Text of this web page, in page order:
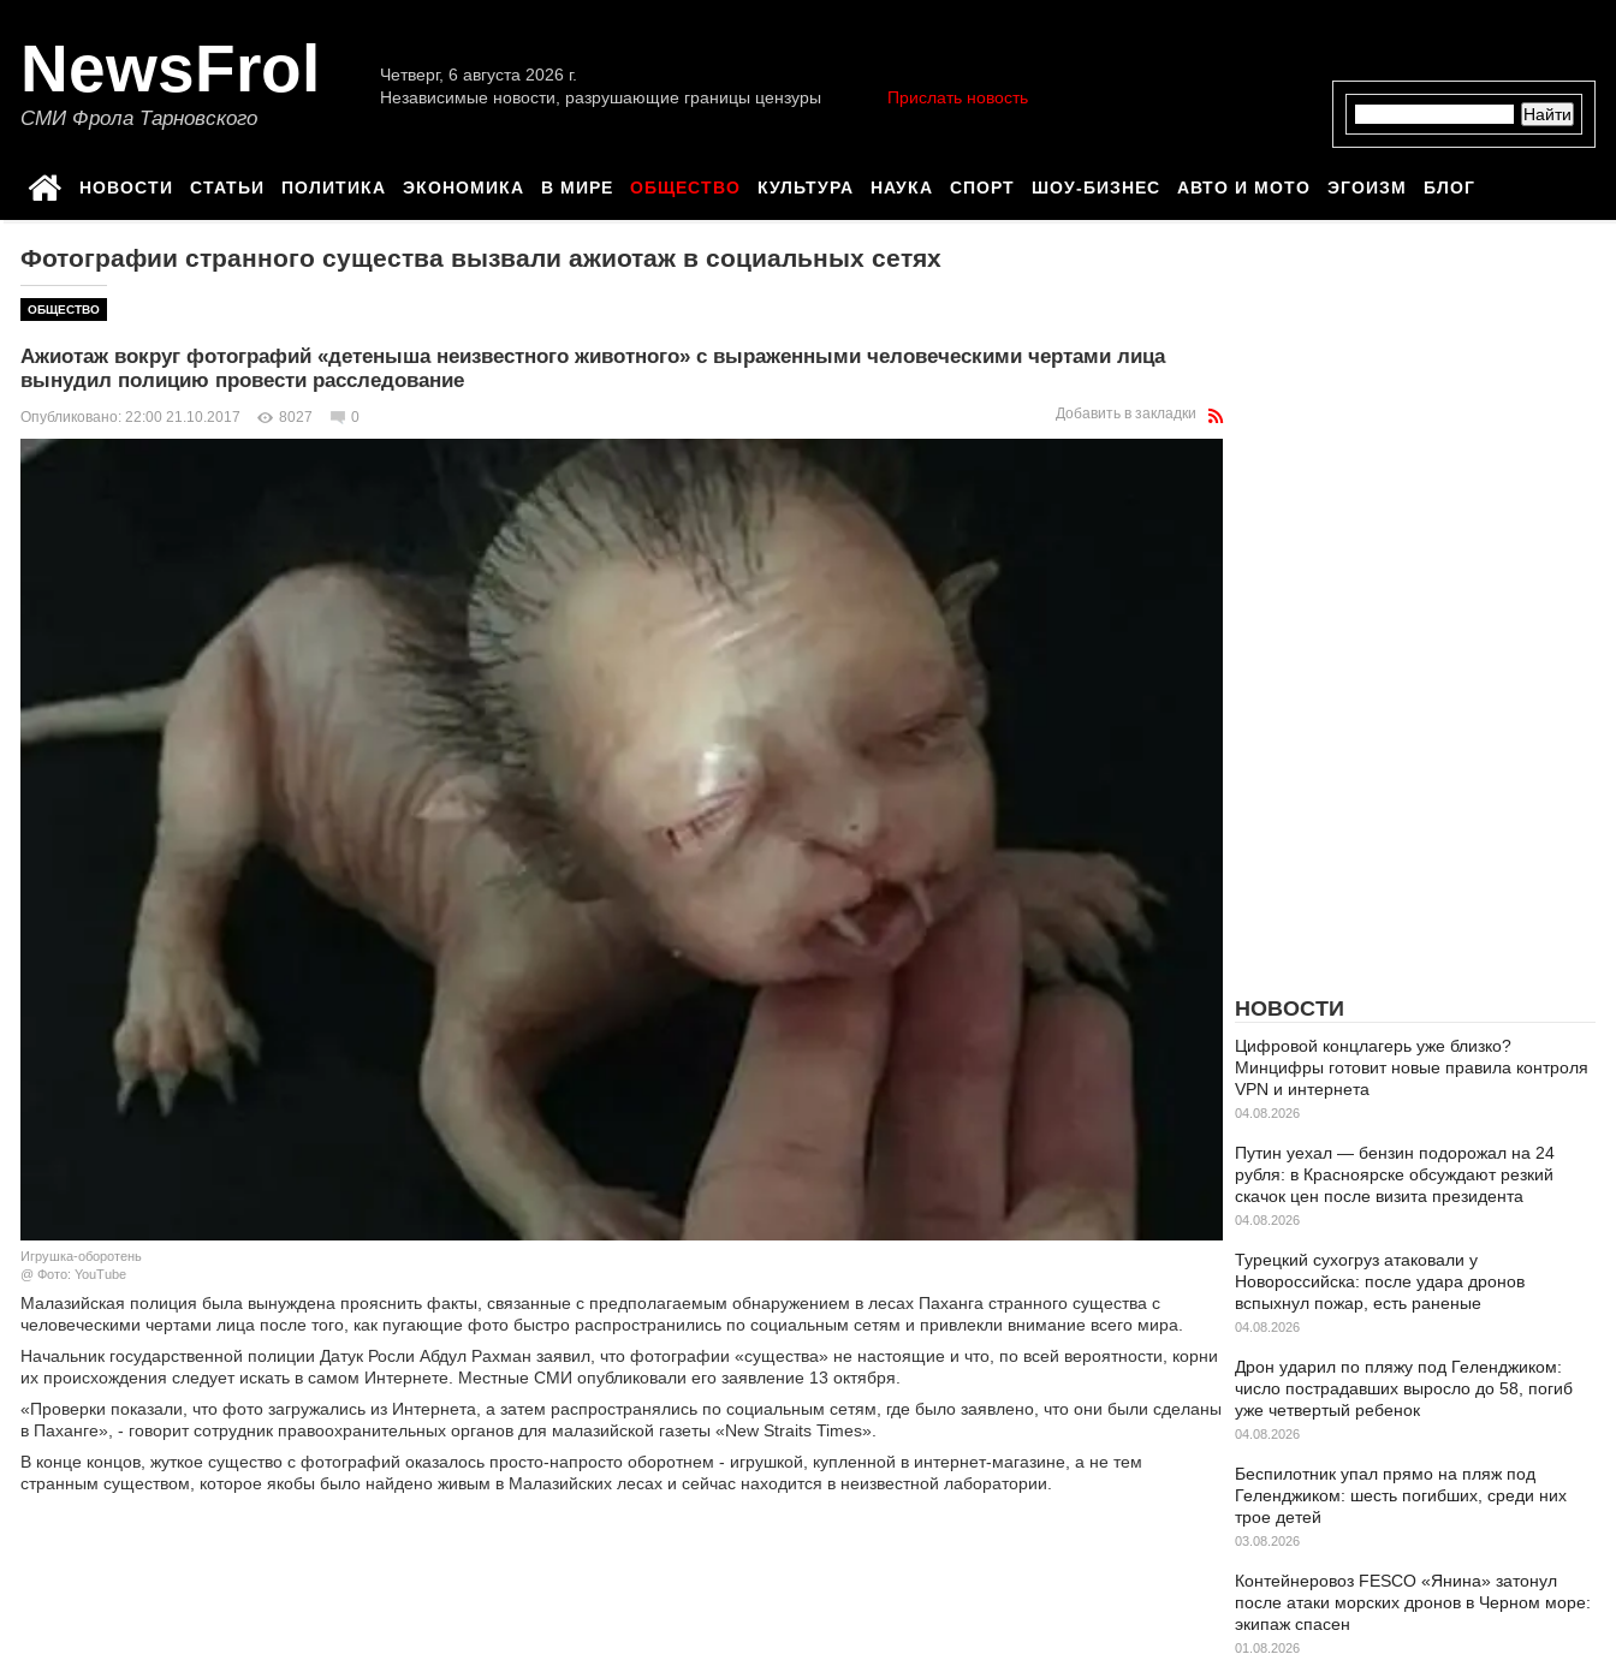
NewsFrol
СМИ Фрола Тарновского
Четверг, 6 августа 2026 г.
Независимые новости, разрушающие границы цензуры
Прислать новость
НОВОСТИ СТАТЬИ ПОЛИТИКА ЭКОНОМИКА В МИРЕ ОБЩЕСТВО КУЛЬТУРА НАУКА СПОРТ ШОУ-БИЗНЕС АВТО И МОТО ЭГОИЗМ БЛОГ
Фотографии странного существа вызвали ажиотаж в социальных сетях
ОБЩЕСТВО
Ажиотаж вокруг фотографий «детеныша неизвестного животного» с выраженными человеческими чертами лица
вынудил полицию провести расследование
Опубликовано: 22:00 21.10.2017 8027 0 Добавить в закладки
Игрушка-оборотень
@ Фото: YouTube
Малазийская полиция была вынуждена прояснить факты, связанные с предполагаемым обнаружением в лесах Паханга странного существа с
человеческими чертами лица после того, как пугающие фото быстро распространились по социальным сетям и привлекли внимание всего мира.
Начальник государственной полиции Датук Росли Абдул Рахман заявил, что фотографии «существа» не настоящие и что, по всей вероятности, корни
их происхождения следует искать в самом Интернете. Местные СМИ опубликовали его заявление 13 октября.
«Проверки показали, что фото загружались из Интернета, а затем распространялись по социальным сетям, где было заявлено, что они были сделаны
в Паханге», - говорит сотрудник правоохранительных органов для малазийской газеты «New Straits Times».
В конце концов, жуткое существо с фотографий оказалось просто-напросто оборотнем - игрушкой, купленной в интернет-магазине, а не тем
странным существом, которое якобы было найдено живым в Малазийских лесах и сейчас находится в неизвестной лаборатории.
НОВОСТИ
Цифровой концлагерь уже близко?
Минцифры готовит новые правила контроля
VPN и интернета
04.08.2026
Путин уехал — бензин подорожал на 24
рубля: в Красноярске обсуждают резкий
скачок цен после визита президента
04.08.2026
Турецкий сухогруз атаковали у
Новороссийска: после удара дронов
вспыхнул пожар, есть раненые
04.08.2026
Дрон ударил по пляжу под Геленджиком:
число пострадавших выросло до 58, погиб
уже четвертый ребенок
04.08.2026
Беспилотник упал прямо на пляж под
Геленджиком: шесть погибших, среди них
трое детей
03.08.2026
Контейнеровоз FESCO «Янина» затонул
после атаки морских дронов в Черном море:
экипаж спасен
01.08.2026